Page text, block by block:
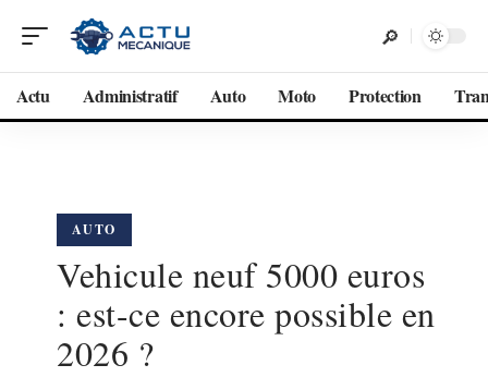
Actu Administratif Auto Moto Protection
AUTO
Vehicule neuf 5000 euros
: est-ce encore possible en
2026 ?